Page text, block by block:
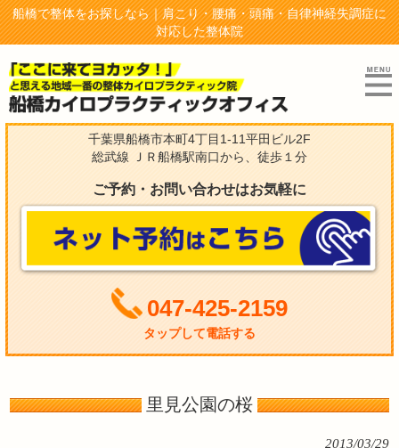
船橋で整体をお探しなら｜肩こり・腰痛・頭痛・自律神経失調症に
対応した整体院
千葉県船橋市本町4丁目1-11平田ビル2F
総武線 ＪＲ船橋駅南口から、徒歩１分
ご予約・お問い合わせはお気軽に
047-425-2159
タップして電話する
里見公園の桜
2013/03/29